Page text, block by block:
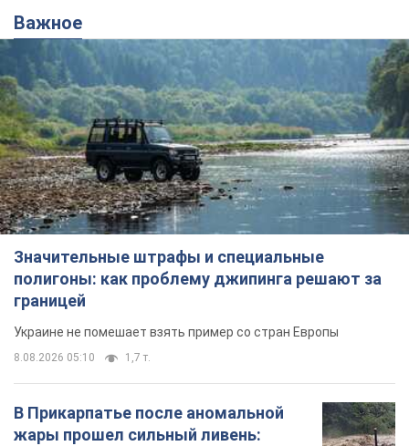
Важное
Значительные штрафы и специальные
полигоны: как проблему джипинга решают за
границей
Украине не помешает взять пример со стран Европы
8.08.2026 05:10 1,7 т.
В Прикарпатье после аномальной
жары прошел сильный ливень: